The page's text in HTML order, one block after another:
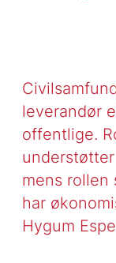
leverandør
offentlige.
mens rollen
har
Hygum